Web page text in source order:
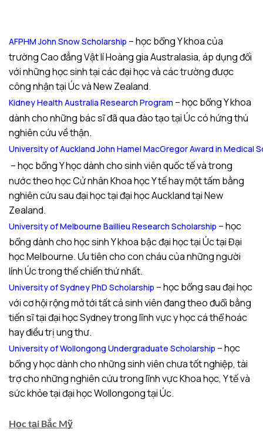
AFPHM John Snow Scholarship – học bổng Y khoa của
trường Cao đẳng Vật lí Hoàng gia Australasia, áp dụng đối
với những học sinh tại các đại học và các trường được
công nhận tại Úc và New Zealand.
Kidney Health Australia Research Program – học bổng Y khoa
dành cho những bác sĩ đã qua đào tạo tại Úc có hứng thú
nghiên cứu về thận.
University of Auckland John Hamel MacGregor Award in Medical
– học bổng Y học dành cho sinh viên quốc tế và trong
nước theo học Cử nhân Khoa học Y tế hay một tấm bằng
nghiên cứu sau đại học tại đại học Auckland tại New
Zealand.
University of Melbourne Baillieu Research Scholarship – học
bổng dành cho học sinh Y khoa bậc đại học tại Úc tại Đại
học Melbourne. Ưu tiên cho con cháu của những người
lính Úc trong thế chiến thứ nhất.
University of Sydney PhD Scholarship – học bổng sau đại học
với cơ hội rộng mở tới tất cả sinh viên đang theo đuổi bằng
tiến sĩ tại đại học Sydney trong lĩnh vực y học cá thể hoác
hay điều trị ung thư.
University of Wollongong Undergraduate Scholarship – học
bổng y học dành cho những sinh viên chưa tốt nghiệp, tài
trợ cho những nghiên cứu trong lĩnh vực Khoa học, Y tế và
sức khỏe tại đại học Wollongong tại Úc.
Học tại Bắc Mỹ